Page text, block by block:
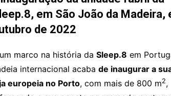
em São João da Madeira,
de 2022
marco na história da Sleep.8 em
internacional acaba de inaugurar a
europeia no Porto, com mais de 800 m2,